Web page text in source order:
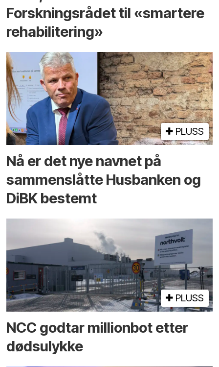
Forskningsrådet til «smartere
rehabilitering»
PLUSS
Nå er det nye navnet på
sammenslåtte Husbanken og
DiBK bestemt
PLUSS
NCC godtar millionbot etter
dødsulykke